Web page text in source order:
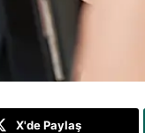
X'de Paylaş